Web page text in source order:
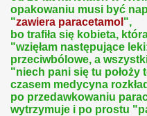
opakowaniu musi być
"zawiera paracetamol ",
bo trafiła się kobieta,
"wzięłam następujące
przeciwbólowe, a
"niech pani się tu położy
czasem medycyna
po przedawkowaniu
wytrzymuje i po prostu